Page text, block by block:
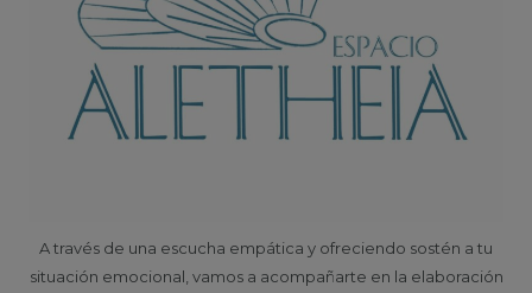
A través de una escucha empática y ofreciendo sostén a tu
situación emocional, vamos a acompañarte en la elaboración